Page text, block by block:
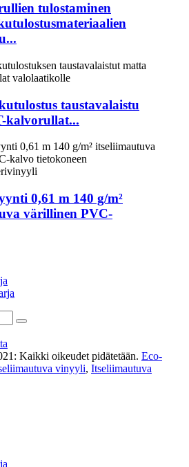
tulostaminen
taustavalaistu
kalvorullat...
0,61 m 140 g/m²
värillinen PVC-
Kaikki oikeudet pidätetään. Eco-
vinyyli, Itseliimautuva